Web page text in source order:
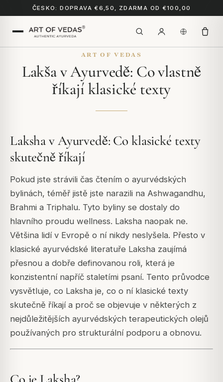
ČESKO: DOPRAVA €6,50, ZDARMA OD €100,00
ART OF VEDAS
Lakša v Ayurvedě: Co vlastně
říkají klasické texty
Laksha v Ayurvedě: Co klasické texty
skutečně říkají
Pokud jste strávili čas čtením o ayurvédských
bylinách, téměř jistě jste narazili na Ashwagandhu,
Brahmi a Triphalu. Tyto byliny se dostaly do
hlavního proudu wellness. Laksha naopak ne.
Většina lidí v Evropě o ní nikdy neslyšela. Přesto v
klasické ayurvédské literatuře Laksha zaujímá
přesnou a dobře definovanou roli, která je
konzistentní napříč staletími psaní. Tento průvodce
vysvětluje, co Laksha je, co o ní klasické texty
skutečně říkají a proč se objevuje v některých z
nejdůležitějších ayurvédských terapeutických olejů
používaných pro strukturální podporu a obnovu.